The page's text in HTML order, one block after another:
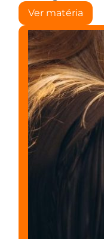
Ver matéria